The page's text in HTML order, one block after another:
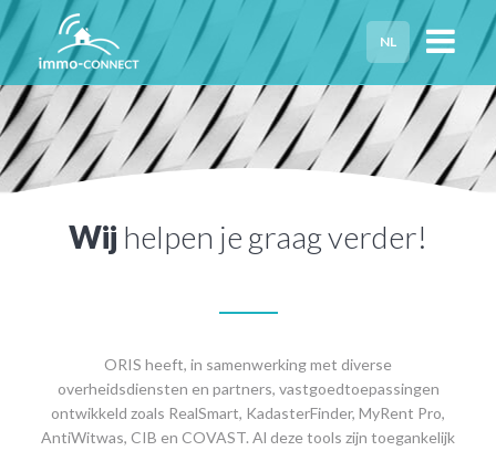
NL
HOME
PRIVACY
Wij helpen je graag verder!
ORIS heeft, in samenwerking met diverse
overheidsdiensten en partners, vastgoedtoepassingen
ontwikkeld zoals RealSmart, KadasterFinder, MyRent Pro,
AntiWitwas, CIB en COVAST. Al deze tools zijn toegankelijk